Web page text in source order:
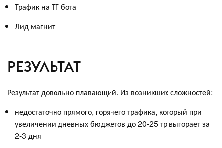
Трафик на ТГ бота
Лид магнит
РЕЗУЛЬТАТ
Результат довольно плавающий. Из возникших сложностей:
недостаточно прямого, горячего трафика, который при
увеличении дневных бюджетов до 20-25 тр выгорает за
2-3 дня